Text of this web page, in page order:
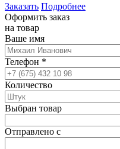
Заказать Подробнее
Оформить заказ
на товар
Ваше имя
Телефон *
Количество
Выбран товар
Отправлено с